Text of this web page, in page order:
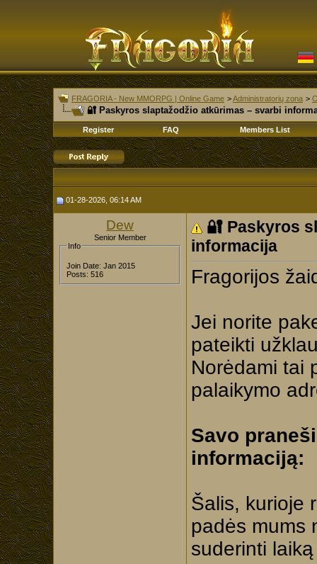
FRAGORIA - New MMORPG | Online Game >Administratorių zona >
🔐 Paskyros slaptažodžio atkūrimas – svarbi
Register FAQ Members List
01-28-2026, 06:14 AM
Dew
Senior Member
Info
Join Date: Jan 2015
Posts: 516
🔐 Paskyros
informacija
Fragorijos
Jei norite
pateikti
Norėdami tai
palaikymo
Savo
informaciją:
Šalis, kurioje
padės mums
suderinti